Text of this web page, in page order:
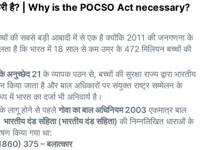
है? | Why is the POCSO Act necessary?
की सबसे बड़ी आबादी में से एक है क्योंकि 2011 की जनगणना के
है कि भारत में 18 साल से कम उम्र के 472 मिलियन बच्चों की
अनुच्छेद 21 के व्यापक पठन से, बच्चों की सुरक्षा राज्य द्वारा भारतीय
किया जाता है और बाल अधिकारों पर संयुक्त राष्ट्र सम्मेलन के
में भारत का दर्जा भी अनिवार्य है।
लागू होने से पहलेगोवा का बाल अधिनियम 2003 एकमात्र बाल
भारतीय दंड संहिता (भारतीय दंड संहिता) की निम्नलिखित धाराओं के
किया गया था:
375 – बलात्कार